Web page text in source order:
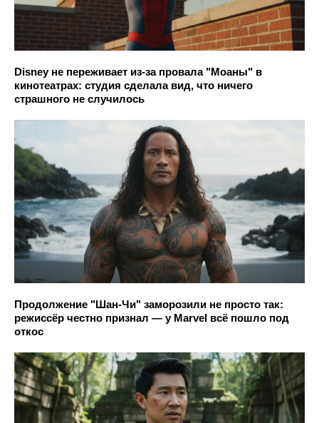
Disney не переживает из-за провала "Моаны" в
кинотеатрах: студия сделала вид, что ничего
страшного не случилось
Продолжение "Шан-Чи" заморозили не просто так:
режиссёр честно признал — у Marvel всё пошло под
откос